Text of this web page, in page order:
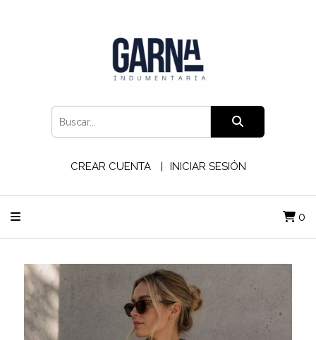
CREAR CUENTA INICIAR SESIÓN
0